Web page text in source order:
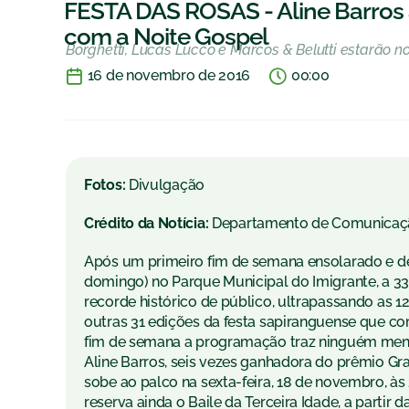
FESTA DAS ROSAS - Aline
com a Noite Gospel
Borghetti, Lucas Lucco e Marcos & Belutti estarão
16 de novembro de 2016
00:00
Fotos: Divulgação
Crédito da Notícia: Departamento de
Após um primeiro fim de semana ensolarado e
domingo) no Parque Municipal do Imigrante, a
recorde histórico de público, ultrapassando as
outras 31 edições da festa sapiranguense que
fim de semana a programação traz ninguém
Aline Barros, seis vezes ganhadora do prêmio
sobe ao palco na sexta-feira, 18 de novembro,
reserva ainda o Baile da Terceira Idade, a partir